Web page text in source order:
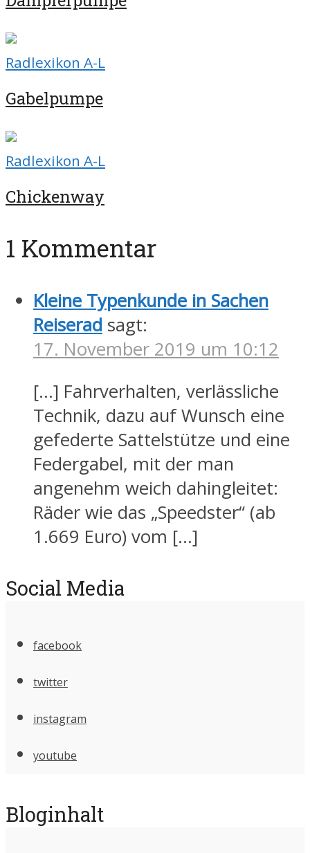
Radlexikon A-L
Gabelpumpe
Radlexikon A-L
Chickenway
1 Kommentar
Kleine Typenkunde in Sachen
Reiserad sagt:
17. November 2019 um 10:12
[…] Fahrverhalten, verlässliche
Technik, dazu auf Wunsch eine
gefederte Sattelstütze und eine
Federgabel, mit der man
angenehm weich dahingleitet:
Räder wie das „Speedster“ (ab
1.669 Euro) vom […]
Social Media
facebook
twitter
instagram
youtube
Bloginhalt